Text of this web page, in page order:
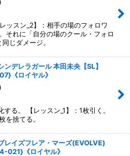
ッスン_2】：相手の場のフォロワ
それに「自分の場のクール・フォロ
じダメージ。
ンデレラガール 本田未央【SL】
《ロイヤル》
する。 【レッスン_1】：1枚引く。
を捨てる。
レイズフレア・マーズ(EVOLVE)
021}《ロイヤル》